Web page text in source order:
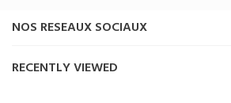
NOS RESEAUX SOCIAUX
RECENTLY VIEWED